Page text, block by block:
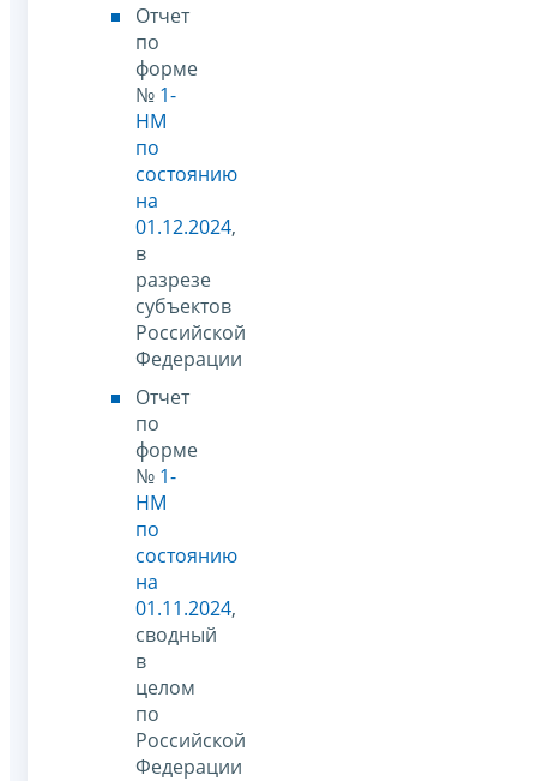
Отчет
по
форме
№ 1-
НМ
по
состоянию
на
01.12.2024,
в
разрезе
субъектов
Российской
Федерации
Отчет
по
форме
№ 1-
НМ
по
состоянию
на
01.11.2024,
сводный
в
целом
по
Российской
Федерации